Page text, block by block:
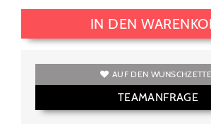
IN DEN
AUF DEN
TEAMANFRAGE